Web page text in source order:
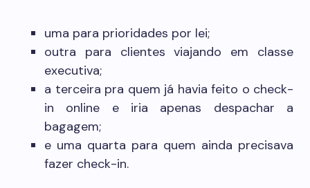
uma para prioridades por lei;
outra para clientes viajando em classe
executiva;
a terceira pra quem já havia feito o check-
in online e iria apenas despachar a
bagagem;
e uma quarta para quem ainda precisava
fazer check-in.